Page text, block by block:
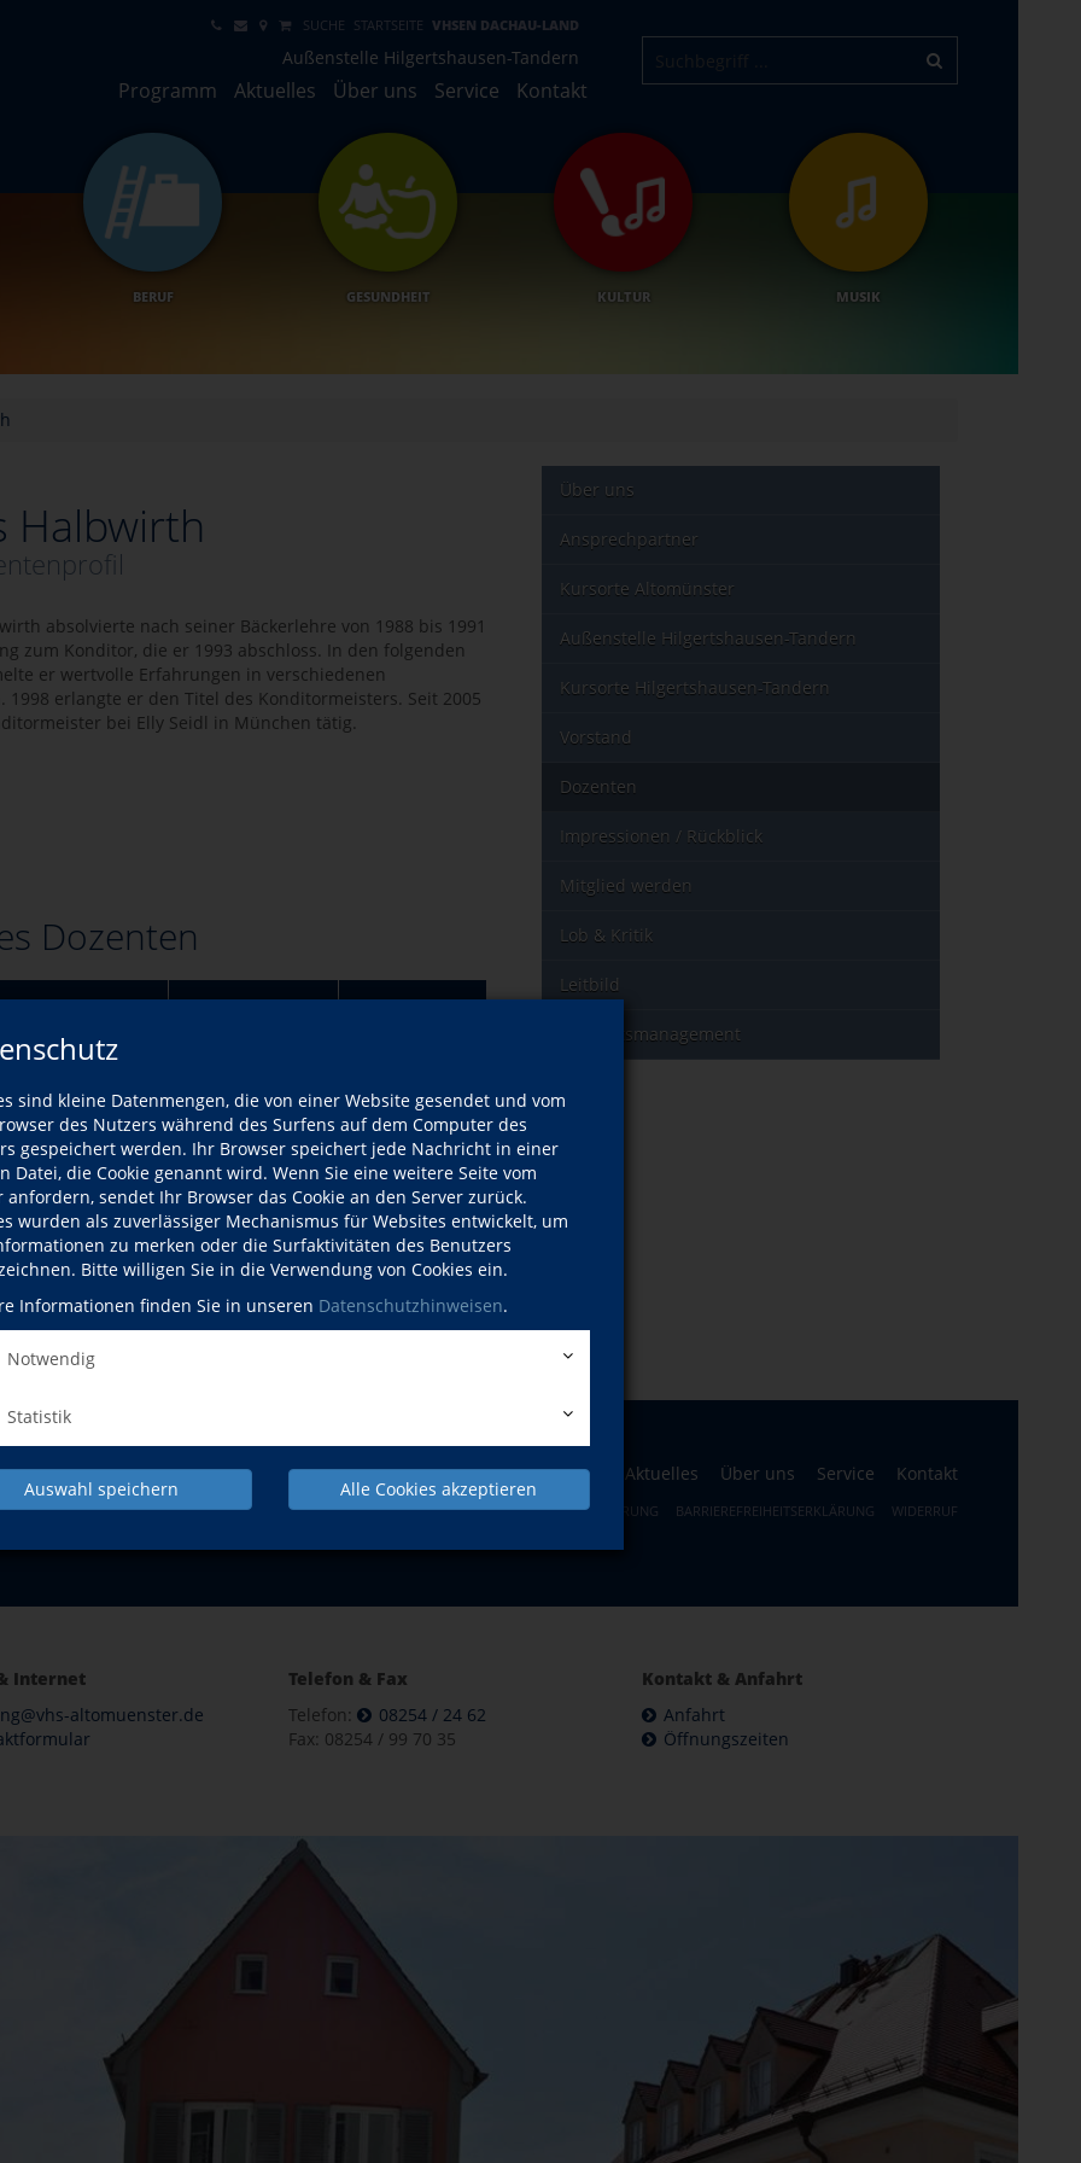
sind kleine Datenmengen, die von einer Website gesendet und vom
des Nutzers während des Surfens auf dem Computer des
gespeichert werden. Ihr Browser speichert jede Nachricht in einer
Datei, die Cookie genannt wird. Wenn Sie eine weitere Seite vom
anfordern, sendet Ihr Browser das Cookie an den Server zurück.
wurden als zuverlässiger Mechanismus für Websites entwickelt, um
zu merken oder die Surfaktivitäten des Benutzers
Bitte willigen Sie in die Verwendung von Cookies ein.
Informationen finden Sie in unseren Datenschutzhinweisen.
Notwendig
Statistik
Auswahl speichern Alle Cookies akzeptieren
SUCHE STARTSEITE VHSEN DACHAU-LAND
Außenstelle Hilgertshausen-Tandern
Programm Aktuelles Über uns Service Kontakt
BERUF GESUNDHEIT KULTUR MUSIK
Halbwirth
absolvierte nach seiner Bäckerlehre von 1988 bis 1991
zum Konditor, die er 1993 abschloss. In den folgenden
er wertvolle Erfahrungen in verschiedenen
1998 erlangte er den Titel des Konditormeisters. Seit 2005
bei Elly Seidl in München tätig.
Dozenten
Sa., 16.01.2027 Altomünster
Über uns
Ansprechpartner
Kursorte Altomünster
Außenstelle Hilgertshausen-Tandern
Kursorte Hilgertshausen-Tandern
Vorstand
Dozenten
Impressionen / Rückblick
Mitglied werden
Lob & Kritik
Leitbild
Qualitätsmanagement
NACH OBEN
Programm Aktuelles Über uns Service Kontakt
IMPRESSUM AGB DATENSCHUTZERKLÄRUNG WIDERRUFSBELEHRUNG BARRIEREFREIHEITSERKLÄRUNG WIDERRUF
Internet
altomuenster.de
Telefon & Fax
Telefon:
08254 / 24 62
Fax: 08254 / 99 70 35
Kontakt & Anfahrt
Anfahrt
Öffnungszeiten